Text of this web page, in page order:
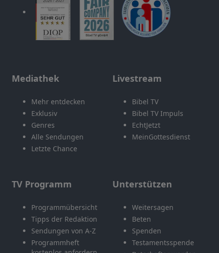
Mediathek
Mehr entdecken
Exklusiv
Genres
Alle Sendungen
Letzte Chance
Livestream
Bibel TV
Bibel TV Impuls
EchtJetzt
MeinGottesdienst
TV Programm
Programmübersicht
Tipps der Redaktion
Sendungen von A-Z
Programmheft
Unterstützen
Weitersagen
Beten
Spenden
Testamentsspende